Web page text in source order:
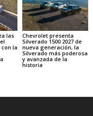
las
la
Chevrolet presenta
Silverado 1500 2027 de
nueva generación, la
Silverado más poderosa
y avanzada de la
historia